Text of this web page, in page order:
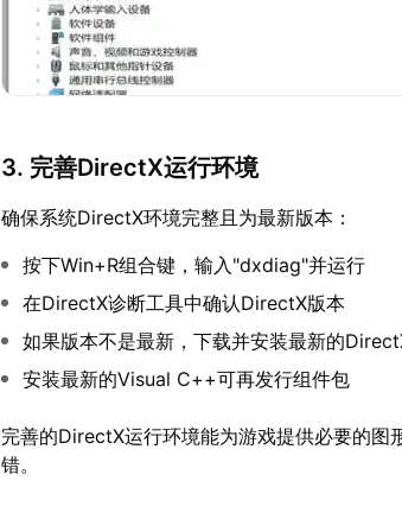
3. 完善DirectX运行环境
确保系统DirectX环境完整且为最新版本：
按下Win+R组合键，输入"dxdiag"并运行
在DirectX诊断工具中确认DirectX版本
如果版本不是最新，下载并安装最新的
安装最新的Visual C++可再发行组件包
完善的DirectX运行环境能为游戏提供必要的图
错。